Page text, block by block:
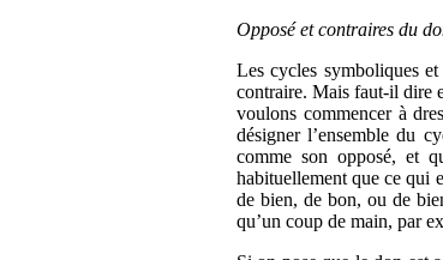
Opposé et contraires du
Les cycles symboliques
contraire. Mais faut-il dire
voulons commencer à
désigner l’ensemble du
comme son opposé, et
habituellement que ce qui
de bien, de bon, ou de
qu’un coup de main, par